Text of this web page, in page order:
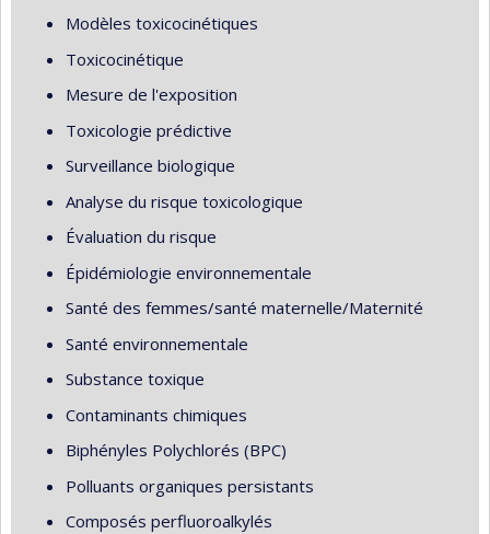
Modèles toxicocinétiques
Toxicocinétique
Mesure de l'exposition
Toxicologie prédictive
Surveillance biologique
Analyse du risque toxicologique
Évaluation du risque
Épidémiologie environnementale
Santé des femmes/santé maternelle/Maternité
Santé environnementale
Substance toxique
Contaminants chimiques
Biphényles Polychlorés (BPC)
Polluants organiques persistants
Composés perfluoroalkylés